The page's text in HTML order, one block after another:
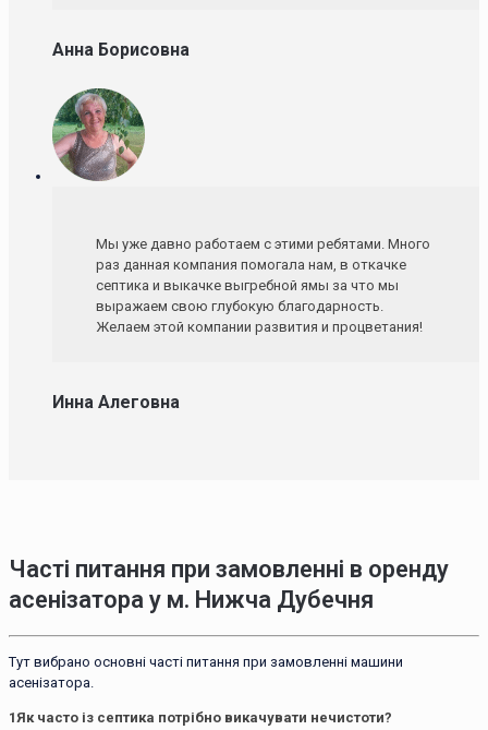
Анна Борисовна
Мы уже давно работаем с этими ребятами. Много
раз данная компания помогала нам, в откачке
септика и выкачке выгребной ямы за что мы
выражаем свою глубокую благодарность.
Желаем этой компании развития и процветания!
Инна Алеговна
Часті питання при замовленні в оренду
асенізатора у м. Нижча Дубечня
Тут вибрано основні часті питання при замовленні машини
асенізатора.
1Як часто із септика потрібно викачувати нечистоти?